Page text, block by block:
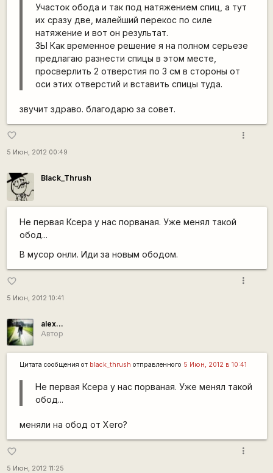
Участок обода и так под натяжением спиц, а тут
их сразу две, малейший перекос по силе
натяжение и вот он результат.
ЗЫ Как временное решение я на полном серьезе
предлагаю разнести спицы в этом месте,
просверлить 2 отверстия по 3 см в стороны от
оси этих отверстий и вставить спицы туда.
звучит здраво. благодарю за совет.
favorite_border
5 Июн, 2012 00:49
more_vert
Black_Thrush
Не первая Ксера у нас порваная. Уже менял такой
обод...
В мусор онли. Иди за новым ободом.
favorite_border
5 Июн, 2012 10:41
more_vert
alex...
Автор
Цитата сообщения от black_thrush отправленного 5 Июн, 2012 в 10:41
Не первая Ксера у нас порваная. Уже менял такой
обод...
меняли на обод от Xero?
favorite_border
5 Июн, 2012 11:25
more_vert